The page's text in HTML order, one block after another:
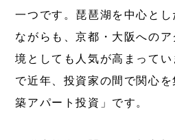
一つです。琵琶湖を中心と
ながらも、京都・大阪への
境としても人気が高まって
で近年、投資家の間で関心
築アパート投資」です。